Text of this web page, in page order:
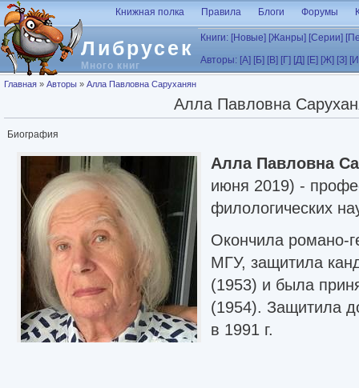
Перейти к основному содержанию
Либрусек
Много книг
Книжная полка Правила Блоги Форумы
Книги: [Новые] [Жанры] [Серии]
Авторы: [А] [Б] [В] [Г] [Д] [Е] [Ж] [З]
Вы здесь
Главная » Авторы » Алла Павловна Саруханян
Алла Павловна
Биография
Алла Павловна
июня 2019) -
филологических
Окончила романо-
МГУ, защитила
(1953) и была
(1954). Защитила
в 1991 г.